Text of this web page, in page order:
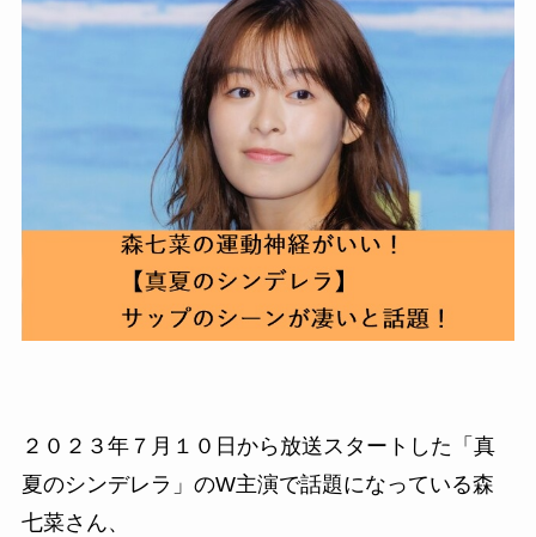
２０２３年７月１０日から放送スタートした「真
夏のシンデレラ」のW主演で話題になっている森
七菜さん、